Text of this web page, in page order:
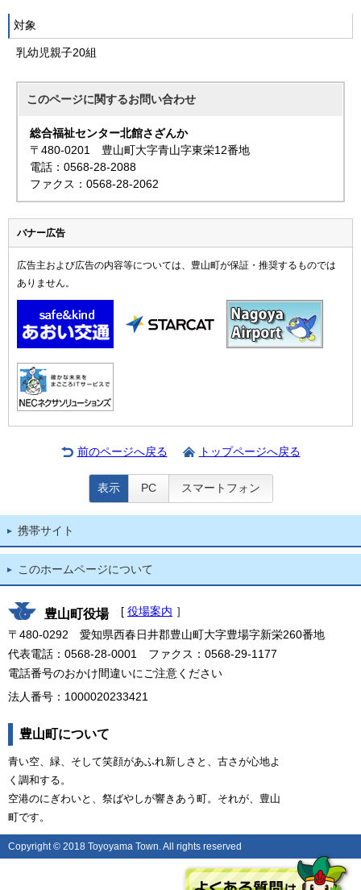
対象
乳幼児親子20組
このページに関するお問い合わせ
総合福祉センター北館さざんか
〒480-0201 豊山町大字青山字東栄12番地
電話：0568-28-2088
ファクス：0568-28-2062
バナー広告
広告主および広告の内容等については、豊山町が保証・推奨するものでは
ありません。
前のページへ戻る トップページへ戻る
表示 PC スマートフォン
携帯サイト
このホームページについて
豊山町役場 [ 役場案内 ］
〒480-0292 愛知県西春日井郡豊山町大字豊場字新栄260番地
代表電話：0568-28-0001 ファクス：0568-29-1177
電話番号のおかけ間違いにご注意ください
法人番号：1000020233421
豊山町について
青い空、緑、そして笑顔があふれ新しさと、古さが心地よ
く調和する。
空港のにぎわいと、祭ばやしが響きあう町。それが、豊山
町です。
Copyright © 2018 Toyoyama Town. All rights reserved